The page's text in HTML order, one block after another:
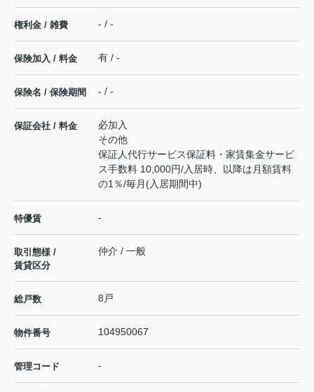
権利金 / 雑費 - / -
保険加入 / 料金 有 / -
保険名 / 保険期間 - / -
保証会社 / 料金
必加入
その他
保証人代行サービス保証料・家賃集金サービ
ス手数料 10,000円/入居時、以降は月額賃料
の1％/毎月(入居期間中)
特優賃 -
取引態様 /
賃貸区分
仲介 / 一般
総戸数 8戸
物件番号 104950067
管理コード -